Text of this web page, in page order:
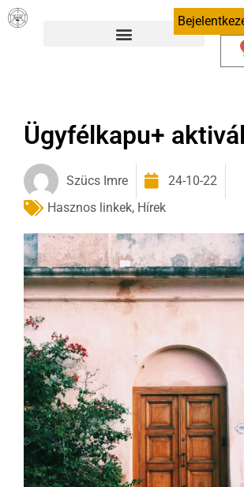
Ügyfélkapu+
Szücs Imre
24-10-22
Hasznos linkek, Hírek